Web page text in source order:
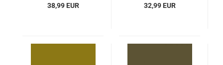
38,99 EUR 32,99 EUR